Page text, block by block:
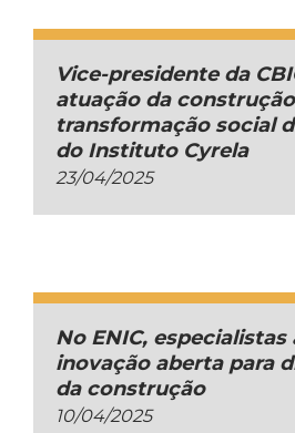
Vice-presidente da
atuação da
transformação social
do Instituto Cyrela
23/04/2025
No ENIC,
inovação aberta para
da construção
10/04/2025